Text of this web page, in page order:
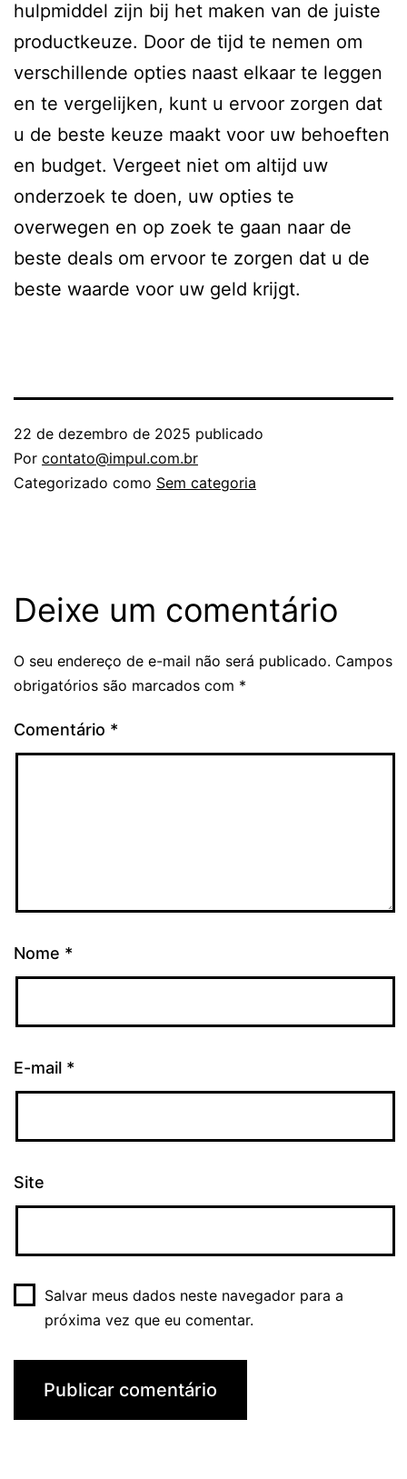
hulpmiddel zijn bij het maken van de juiste
productkeuze. Door de tijd te nemen om
verschillende opties naast elkaar te leggen
en te vergelijken, kunt u ervoor zorgen dat
u de beste keuze maakt voor uw behoeften
en budget. Vergeet niet om altijd uw
onderzoek te doen, uw opties te
overwegen en op zoek te gaan naar de
beste deals om ervoor te zorgen dat u de
beste waarde voor uw geld krijgt.
22 de dezembro de 2025 publicado
Por contato@impul.com.br
Categorizado como Sem categoria
Deixe um comentário
O seu endereço de e-mail não será publicado. Campos
obrigatórios são marcados com *
Comentário *
Nome *
E-mail *
Site
Salvar meus dados neste navegador para a
próxima vez que eu comentar.